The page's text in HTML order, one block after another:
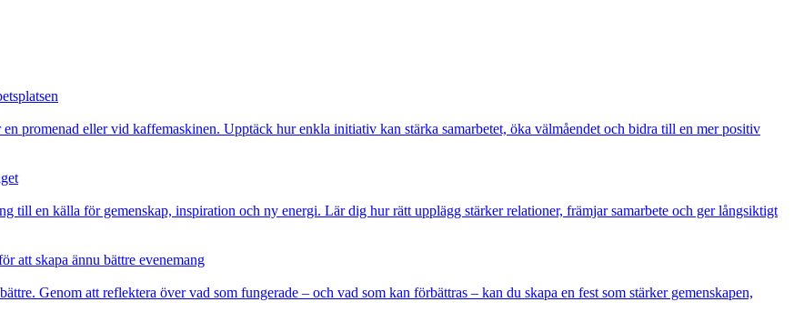
promenad eller vid kaffemaskinen. Upptäck hur enkla initiativ kan stärka samarbetet, öka välmåendet och bidra till en mer positiv
till en källa för gemenskap, inspiration och ny energi. Lär dig hur rätt upplägg stärker relationer, främjar samarbete och ger långsiktigt
att skapa ännu bättre evenemang
Genom att reflektera över vad som fungerade – och vad som kan förbättras – kan du skapa en fest som stärker gemenskapen,